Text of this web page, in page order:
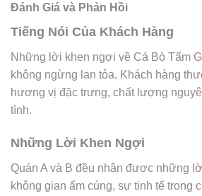
Đánh Giá và Phản Hồi
Tiếng Nói Của Khách Hàng
Những lời khen ngợi về Cá Bò Tẩm
không ngừng lan tỏa. Khách hàng
hương vị đặc trưng, chất lượng
tình.
Những Lời Khen Ngợi
Quán A và B đều nhận được những
không gian ấm cúng, sự tinh tế trong